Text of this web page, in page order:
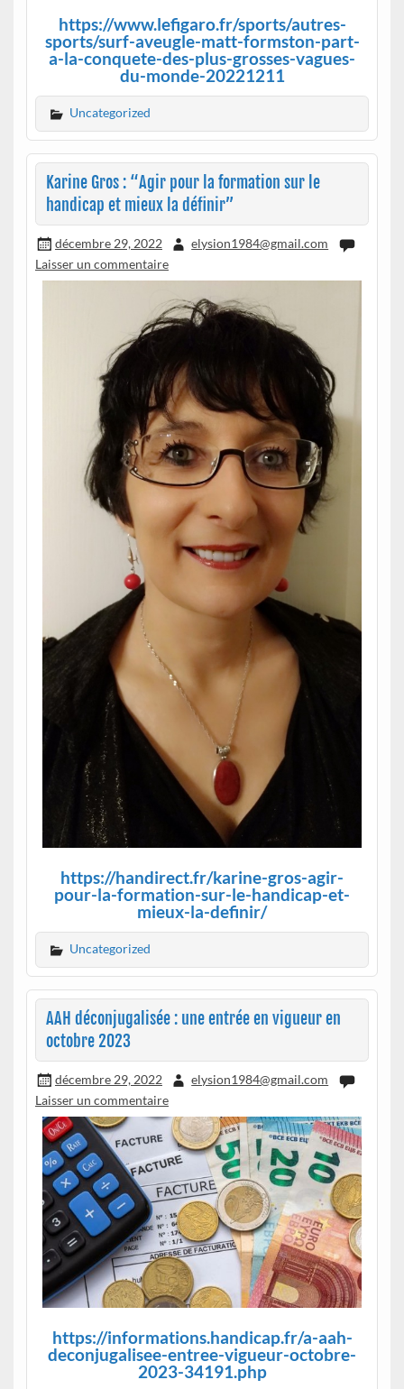
https://www.lefigaro.fr/sports/autres-
sports/surf-aveugle-matt-formston-part-
a-la-conquete-des-plus-grosses-vagues-
du-monde-20221211
Uncategorized
Karine Gros : “Agir pour la formation sur le
handicap et mieux la définir”
décembre 29, 2022
elysion1984@gmail.com
Laisser un commentaire
https://handirect.fr/karine-gros-agir-
pour-la-formation-sur-le-handicap-et-
mieux-la-definir/
Uncategorized
AAH déconjugalisée : une entrée en vigueur en
octobre 2023
décembre 29, 2022
elysion1984@gmail.com
Laisser un commentaire
https://informations.handicap.fr/a-aah-
deconjugalisee-entree-vigueur-octobre-
2023-34191.php